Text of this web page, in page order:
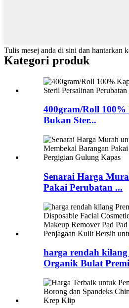
Tulis mesej anda di sini dan hantarkan
Kategori produk
400gram/Roll 100%
Bukan Ster...
Senarai Harga
Pakai Perubatan ...
harga rendah
Organik Bulat